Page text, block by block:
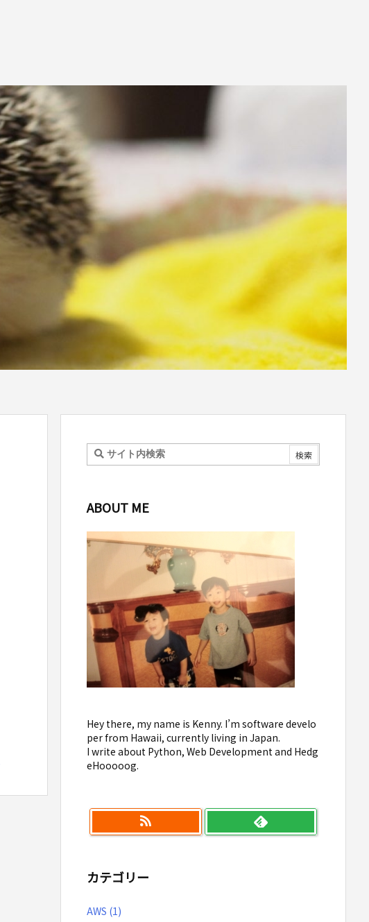
ABOUT ME
Hey there, my name is Kenny. I’m software develo
per from Hawaii, currently living in Japan.
I write about Python, Web Development and Hedg
eHooooog.
カテゴリー
AWS (1)